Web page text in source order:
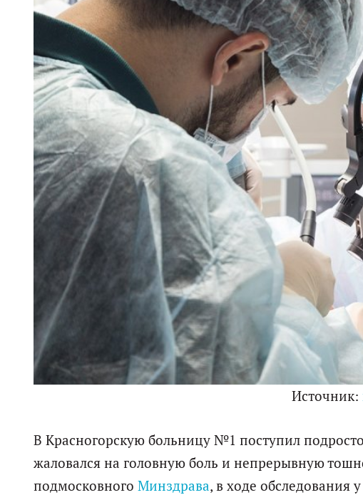
Источник:
В Красногорскую больницу №1 поступил
жаловался на головную боль и непрерывную
подмосковного Минздрава, в ходе обследования